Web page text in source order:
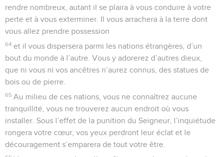
rendre nombreux, autant il se plaira à vous conduire à votre
perte et à vous exterminer. Il vous arrachera à la terre dont
vous allez prendre possession
64 et il vous dispersera parmi les nations étrangères, d’un
bout du monde à l’autre. Vous y adorerez d’autres dieux,
que ni vous ni vos ancêtres n’aurez connus, des statues de
bois ou de pierre.
65 Au milieu de ces nations, vous ne connaîtrez aucune
tranquillité, vous ne trouverez aucun endroit où vous
installer. Sous l’effet de la punition du Seigneur, l’inquiétude
rongera votre cœur, vos yeux perdront leur éclat et le
découragement s’emparera de tout votre être.